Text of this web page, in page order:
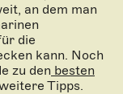
an dem man
die
kann. Noch
zu den besten
Tipps.